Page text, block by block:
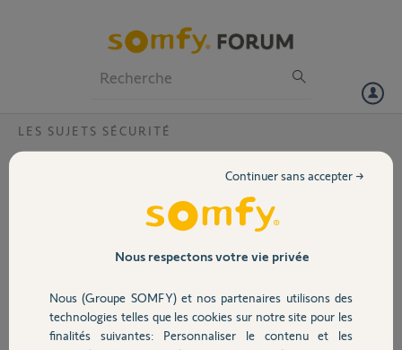
Volet
Sécurité
LES SUJETS SÉCURITÉ
J'ai installé une caméra somfy one+ avec 3 intelitag et un détecteur
de mouvement sans problème.
éloigné mais je n'y arrive pas.
Chaque fois que j'essaye de l'installer l'application s’arrête
immédiatement. Donc impossible de faire l'installation.
Nous respectons votre vie privée
Nous (Groupe SOMFY) et nos partenaires utilisons des
technologies telles que les cookies sur notre site pour les
finalités suivantes: Personnaliser le contenu et les
Continuer sans accepter →